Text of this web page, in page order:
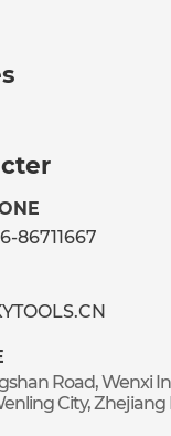
86711667
Road, Wenxi
City, Zhejiang